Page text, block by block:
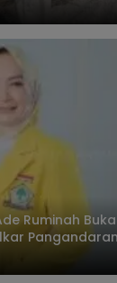
Ruminah